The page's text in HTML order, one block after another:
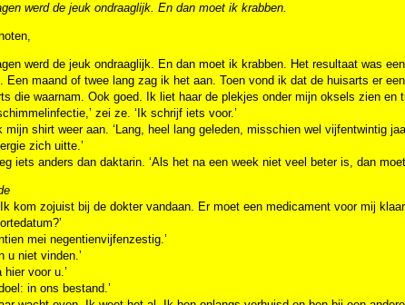
werd de jeuk ondraaglijk. En dan moet ik krabben.
werd de jeuk ondraaglijk. En dan moet ik krabben. Het resultaat was
Een maand of twee lang zag ik het aan. Toen vond ik dat de huisarts er
die waarnam. Ook goed. Ik liet haar de plekjes onder mijn oksels zien en
zei ze. ‘Ik schrijf iets voor.’
mijn shirt weer aan. ‘Lang, heel lang geleden, misschien wel vijfentwintig
zich uitte.’
iets anders dan daktarin. ‘Als het na een week niet veel beter is, dan
Ik kom zojuist bij de dokter vandaan. Er moet een medicament voor mij
mei negentienvijfenzestig.’
u niet vinden.’
hier voor u.’
in ons bestand.’